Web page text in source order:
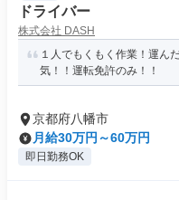
ドライバー
株式会社 DASH
１人でもくもく作業！運ん
気！！運転免許のみ！！
京都府八幡市
月給30万円～60万円
即日勤務OK